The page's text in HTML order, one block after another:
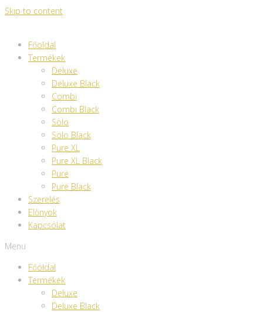
Skip to content
Főoldal
Termékek
Deluxe
Deluxe Black
Combi
Combi Black
Solo
Solo Black
Pure XL
Pure XL Black
Pure
Pure Black
Szerelés
Előnyök
Kapcsolat
Menu
Főoldal
Termékek
Deluxe
Deluxe Black